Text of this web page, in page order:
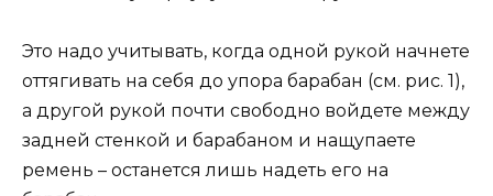
Это надо учитывать, когда одной рукой начнете
оттягивать на себя до упора барабан (см. рис. 1),
а другой рукой почти свободно войдете между
задней стенкой и барабаном и нащупаете
ремень – останется лишь надеть его на